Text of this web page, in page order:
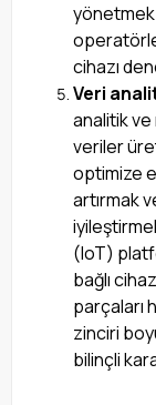
yönetmek
cihazı
Veri
analitik
veriler
optimize
artırmak
(IoT)
bağlı
parçaları
zinciri
bilinçli